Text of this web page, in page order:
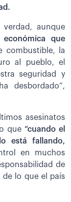
aunque
que
combustible, la
al pueblo, el
seguridad y
desbordado”,
asesinatos
que “cuando el
está fallando,
en muchos
de
lo que el país